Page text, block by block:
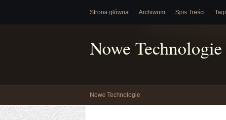
Strona główna Archiwum Spis Treści Tagi
Nowe Technologie
Nowe Technologie